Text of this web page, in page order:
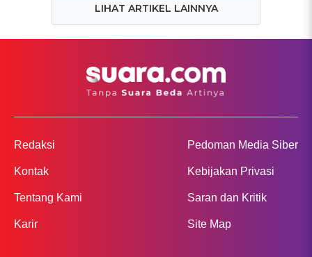
LIHAT ARTIKEL LAINNYA
Redaksi
Kontak
Tentang Kami
Karir
Pedoman Media Siber
Kebijakan Privasi
Saran dan Kritik
Site Map